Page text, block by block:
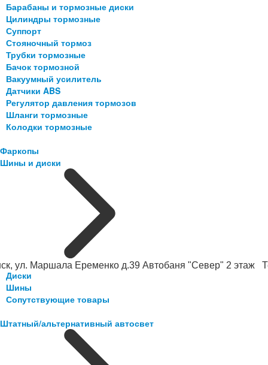
ул. Маршала Еременко д.39 Автобаня "Север" 2 этаж
Барабаны и тормозные диски
Цилиндры тормозные
Суппорт
Стояночный тормоз
Трубки тормозные
Бачок тормозной
Вакуумный усилитель
Датчики ABS
Регулятор давления тормозов
Шланги тормозные
Колодки тормозные
Фаркопы
Шины и диски
Диски
Шины
Сопутствующие товары
Штатный/альтернативный автосвет